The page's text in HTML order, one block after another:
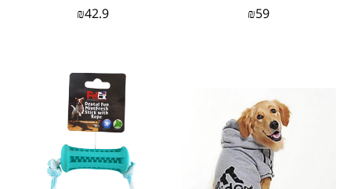
₪59
₪42.9